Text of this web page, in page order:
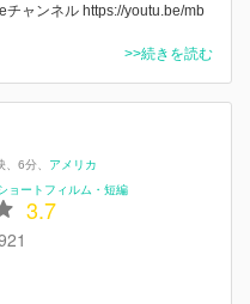
ャンネル https://youtu.be/mb
>>続きを読む
6分
アメリカ
ョートフィルム・短編
3.7